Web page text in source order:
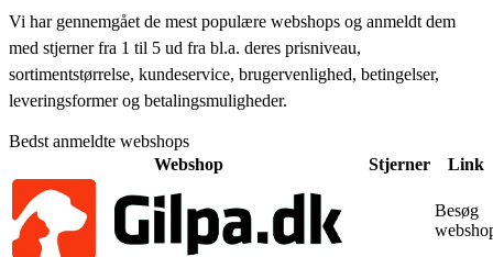
Vi har gennemgået de mest populære webshops og anmeldt dem
med stjerner fra 1 til 5 ud fra bl.a. deres prisniveau,
sortimentstørrelse, kundeservice, brugervenlighed, betingelser,
leveringsformer og betalingsmuligheder.
Bedst anmeldte webshops
Webshop
Stjerner Link
Besøg